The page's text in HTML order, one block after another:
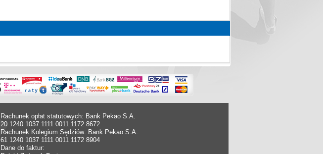
Rachunek opłat statutowych: Bank Pekao S.A.
20 1240 1037 1111 0011 1172 8672
Rachunek Kolegium Sędziów: Bank Pekao S.A.
61 1240 1037 1111 0011 1172 8904
Dane do faktur: